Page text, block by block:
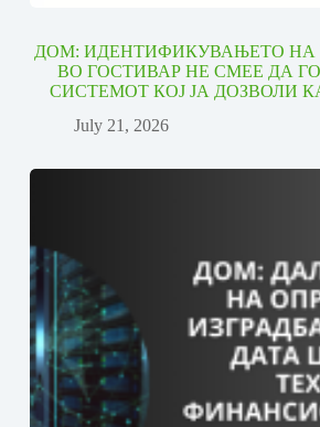
ДОМ: ИДЕНТИФИКУВАЊЕТО
ВО ГОСТИВАР НЕ СМЕЕ ДА
СИСТЕМОТ КОЈ ЈА ДОЗВОЛИ
July 21, 2026